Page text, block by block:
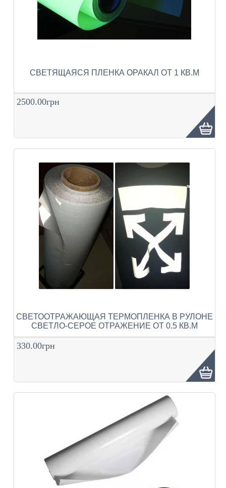
СВЕТЯЩАЯСЯ ПЛЕНКА ОРАКАЛ ОТ 1 КВ.М
2500.00грн
СВЕТООТРАЖАЮЩАЯ ТЕРМОПЛЕНКА В РУЛОНЕ
СВЕТЛО-СЕРОЕ ОТРАЖЕНИЕ ОТ 0.5 КВ.М
330.00грн